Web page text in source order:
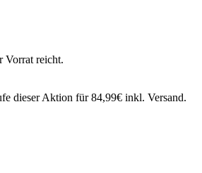
Vorrat reicht.
dieser Aktion für 84,99€ inkl. Versand.